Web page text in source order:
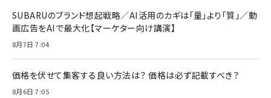
SUBARUのブランド想起戦略／AI活用のカギは「量」より「質」／動
画広告をAIで最大化【マーケター向け講演】
8月7日 7:04
価格を伏せて集客する良い方法は？ 価格は必ず記載すべき？
8月6日 7:05